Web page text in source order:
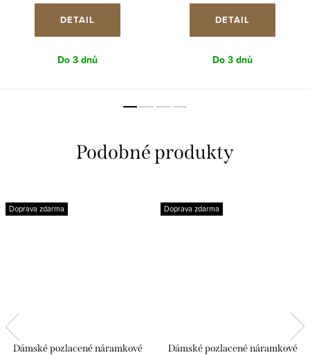
DETAIL
Do 3 dnů
DETAIL
Do 3 dnů
Doprava zdarma
Dámské pozlacené náramkové
Doprava zdarma
Dámské pozlacené náramkové